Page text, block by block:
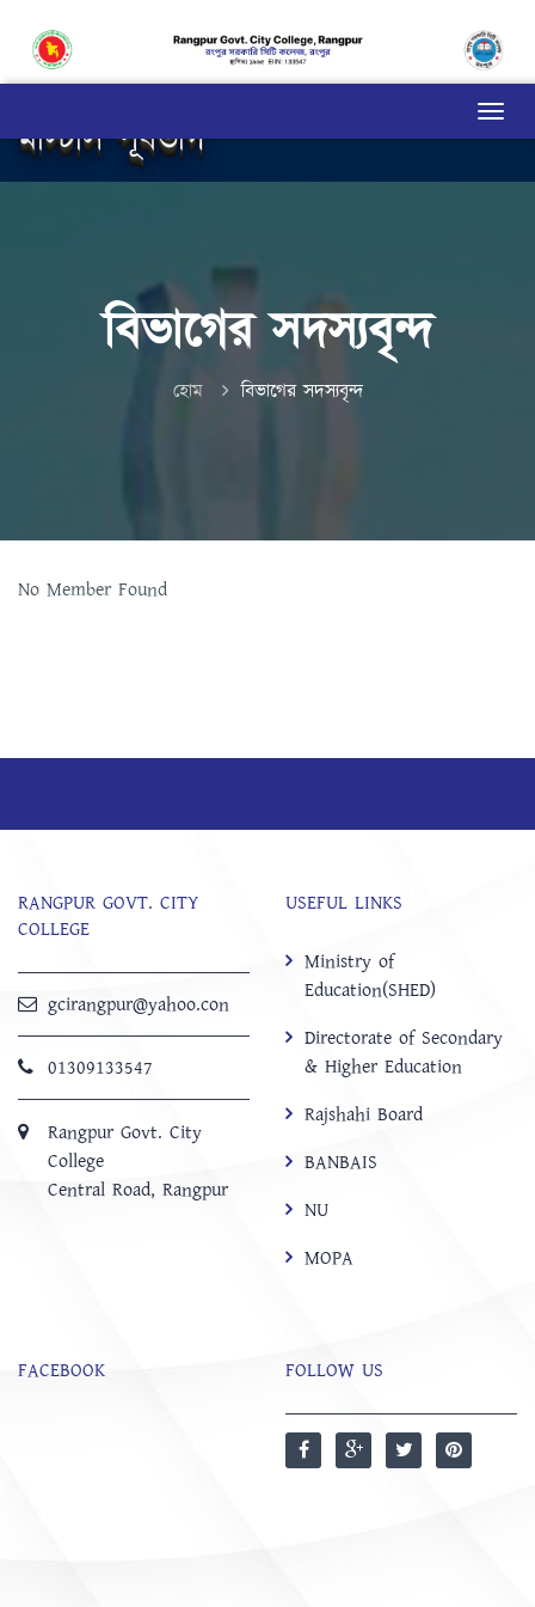
মাস্টার্স পূর্বভাগ
বিভাগের সদস্যবৃন্দ
হোম বিভাগের সদস্যবৃন্দ
No Member Found
RANGPUR GOVT. CITY
COLLEGE
gcirangpur@yahoo.con
01309133547
Rangpur Govt. City
College
Central Road, Rangpur
USEFUL LINKS
Ministry of
Education(SHED)
Directorate of Secondary
& Higher Education
Rajshahi Board
BANBAIS
NU
MOPA
FACEBOOK FOLLOW US